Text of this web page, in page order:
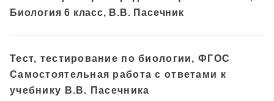
Биология 6 класс, В.В. Пасечник
Тест, тестирование по биологии, ФГОС
Самостоятельная работа с ответами к
учебнику В.В. Пасечника